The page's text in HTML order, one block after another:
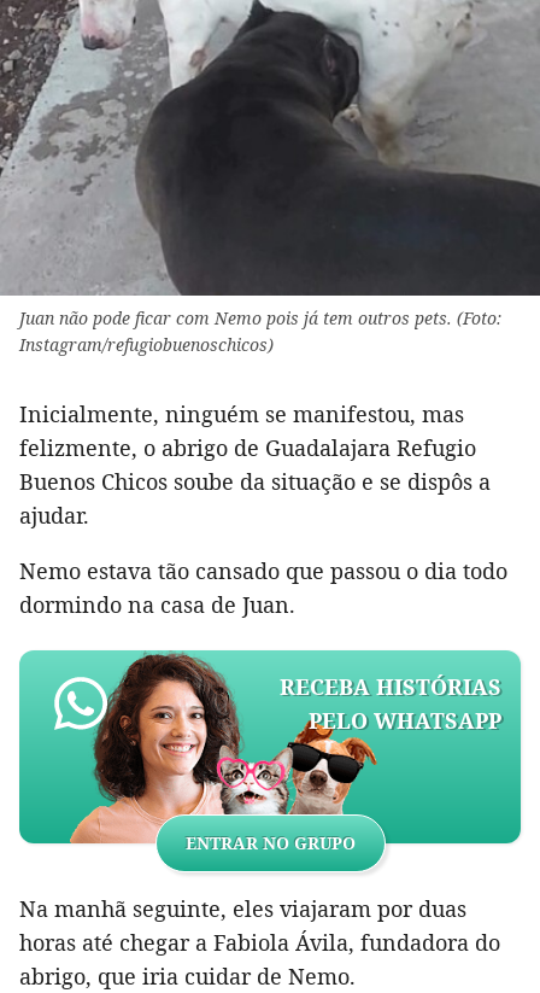
Juan não pode ficar com Nemo pois já tem outros pets. (Foto:
Instagram/refugiobuenoschicos)
Inicialmente, ninguém se manifestou, mas
felizmente, o abrigo de Guadalajara Refugio
Buenos Chicos soube da situação e se dispôs a
ajudar.
Nemo estava tão cansado que passou o dia todo
dormindo na casa de Juan.
RECEBA HISTÓRIAS
PELO WHATSAPP
ENTRAR NO GRUPO
Na manhã seguinte, eles viajaram por duas
horas até chegar a Fabiola Ávila, fundadora do
abrigo, que iria cuidar de Nemo.